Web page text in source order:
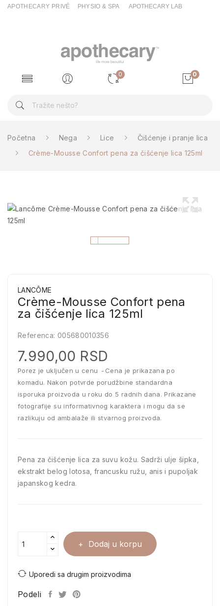
APOTHECARY PRIVÉ PHYSIO & SPA APOTHECARY LAB
0 0
Početna Nega Lice
Čišćenje i pranje lica
Crème-Mousse Confort pena za čišćenje lica 125ml
LANCÔME
Crème-Mousse Confort pena
za čišćenje lica 125ml
Referenca: 005680010356
7.990,00 RSD
Porez je uključen u cenu
Cena je prikazana po
komadu. Nakon potvrde porudžbine standardna
isporuka proizvoda u roku do 5 radnih dana. Prikazane
fotografije su informativnog karaktera i mogu da se
razlikuju od ambalaže ili stvarnog proizvoda.
Pena za čišćenje lica za suvu kožu. Sadrži ulje šipka,
ekstrakt belog lotosa, francusku ružu, anis i pupoljak
japanskog kedra.
Dodaj u korpu
Uporedi sa drugim proizvodima
Podeli